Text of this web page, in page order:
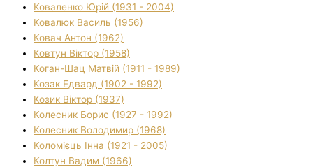
Коваленко Юрій (1931 - 2004)
Ковалюк Василь (1956)
Ковач Антон (1962)
Ковтун Віктор (1958)
Коган-Шац Матвій (1911 - 1989)
Козак Едвард (1902 - 1992)
Козик Віктор (1937)
Колесник Борис (1927 - 1992)
Колесник Володимир (1968)
Коломієць Інна (1921 - 2005)
Колтун Вадим (1966)